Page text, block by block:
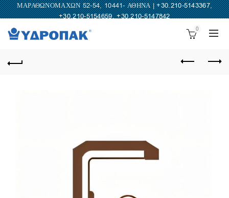
ΜΑΡΑΘΩΝΟΜΑΧΩΝ 52-54, 10441- ΑΘΗΝΑ |+30.210-5143367,
+30.210-5154659,+30.210-5147842
0